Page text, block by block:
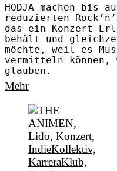
HODJA machen bis
reduzierten
das ein Konzert-
behält und
möchte, weil es
vermitteln können,
glauben.
Mehr